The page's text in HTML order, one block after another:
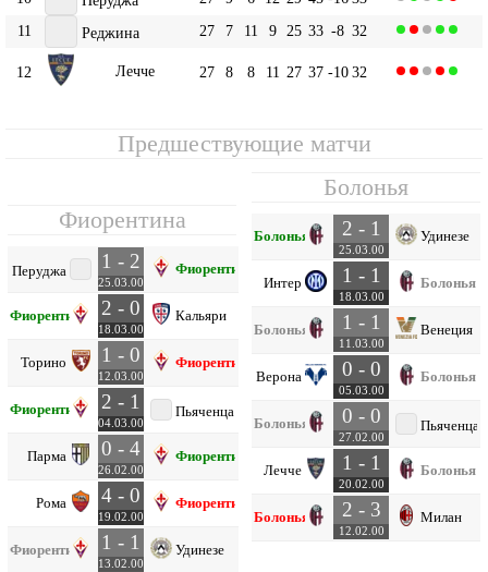
11
Реджина 27 7 11 9 25 33 -8 32
12 Лечче 27 8 8 11 27 37 -10 32
Предшествующие матчи
Фиорентина
Перуджа 1 - 2
25.03.00
Фиорентина
Фиорентина 2 - 0
18.03.00
Кальяри
Торино 1 - 0
12.03.00
Фиорентина
Фиорентина 2 - 1
04.03.00
Пьяченца
Парма 0 - 4
26.02.00
Фиорентина
Рома 4 - 0
19.02.00
Фиорентина
Фиорентина 1 - 1
13.02.00
Удинезе
Болонья
Болонья 2 - 1
25.03.00
Удинезе
Интер 1 - 1
18.03.00
Болонья
Болонья 1 - 1
11.03.00
Венеция
Верона 0 - 0
05.03.00
Болонья
Болонья 0 - 0
27.02.00
Пьяченца
Лечче 1 - 1
20.02.00
Болонья
Болонья 2 - 3
12.02.00
Милан